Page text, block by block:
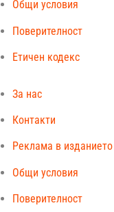
Общи условия
Поверителност
Етичен кодекс
За нас
Контакти
Реклама в изданието
Общи условия
Поверителност